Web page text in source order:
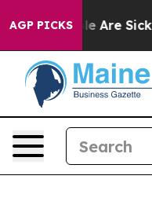
AGP PICKS
“People Are Sick